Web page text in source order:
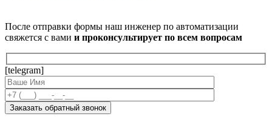
После отправки формы наш инженер по автоматизации
свяжется с вами и проконсультирует по всем вопросам
[telegram]